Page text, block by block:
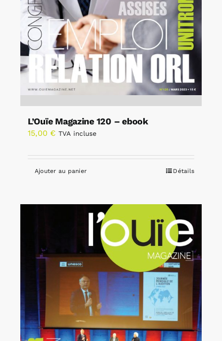
L’Ouïe Magazine 120 – ebook
15,00 € TVA incluse
Ajouter au panier Détails